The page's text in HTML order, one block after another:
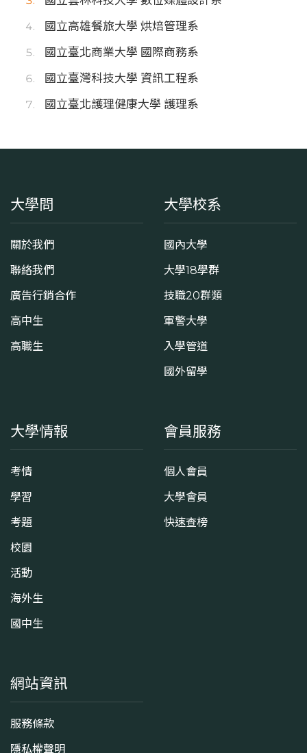
國立高雄餐旅大學 烘焙管理系
國立臺北商業大學 國際商務系
國立臺灣科技大學 資訊工程系
國立臺北護理健康大學 護理系
大學問
關於我們
聯絡我們
廣告行銷合作
高中生
高職生
大學校系
國內大學
大學18學群
技職20群類
軍警大學
入學管道
國外留學
大學情報
考情
學習
考題
校園
活動
海外生
國中生
會員服務
個人會員
大學會員
快速查榜
網站資訊
服務條款
隱私權聲明